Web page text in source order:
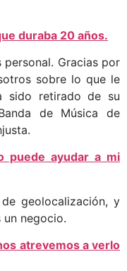
duraba 20 años.
Gracias por
sobre lo que le
sido retirado de su
de Música de
puede ayudar a mi
geolocalización, y
negocio.
atrevemos a verlo